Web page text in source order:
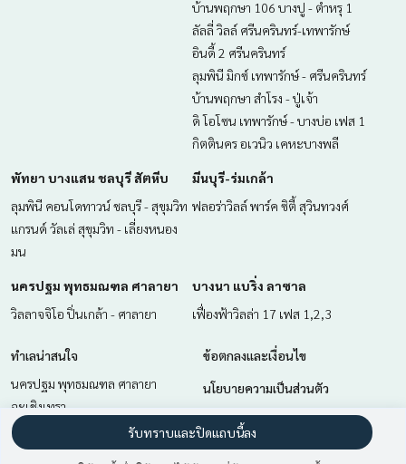
บ้านพฤกษา 106 บางปู - ตำหรุ 1
ลัลลี่ วิลล์ ศรีนครินทร์-เทพารักษ์
อินดี้ 2 ศรีนครินทร์
ลุมพินี มิกซ์ เทพารักษ์ - ศรีนครินทร์
บ้านพฤกษา สำโรง - ปู่เจ้า
ดิ โอโซน เทพารักษ์ - บางบ่อ เฟส 1
กิตตินคร อเวนิว เคหะบางพลี
พัทยา บางแสน ชลบุรี สัตหีบ
ลุมพินี คอนโดทาวน์ ชลบุรี - สุขุมวิท
แกรนด์ วัลเล่ สุขุมวิท - เลี่ยงหนอง
มน
มีนบุรี-ร่มเกล้า
ฟลอร่าวิลล์ พาร์ค ซิตี้ สุวินทวงศ์
นครปฐม พุทธมณฑล ศาลายา
วิลลาจจิโอ ปิ่นเกล้า - ศาลายา
บางนา แบริ่ง ลาซาล
เฟื่องฟ้าวิลล่า 17 เฟส 1,2,3
ทำเลน่าสนใจ
นครปฐม พุทธมณฑล ศาลายา
ฉะเชิงเทรา
มีนบุรี-ร่มเกล้า
พัทยา บางแสน ชลบุรี สัตหีบ
ข้อตกลงและเงื่อนไข
นโยบายความเป็นส่วนตัว
เกี่ยวกับเรา
วิธีการฝากขาย-เช่า
รับทราบและปิดแถบนี้ลง